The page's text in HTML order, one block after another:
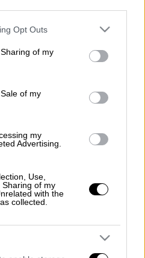
app uses one or more Google
behaviour. You may click to
and its third-party tags to
purposes in below Google
Opt Outs
of my
of my
my
Advertising.
Use,
of my
with the
collected.
Σεπτεμβρίου εκτός
άλλη εταιρεία
δημοσιογράφους ο
εδώ και μήνες το
διασύνδεσης ότι
κινεζικές
για στόχους
διαβίβαση δεδομένων
το βράδυ, ο
δήλωσε ότι
την εφαρμογή
και ότι αντιτίθετο